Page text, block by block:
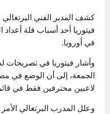
كشف المدير الفني
فيتوريا أحد أسباب قلة أعداد
في أوروبا.
وأشار فيتوريا في تصريحات
لاعبين محترفين فقط في
وعلل المدرب البرتغالي